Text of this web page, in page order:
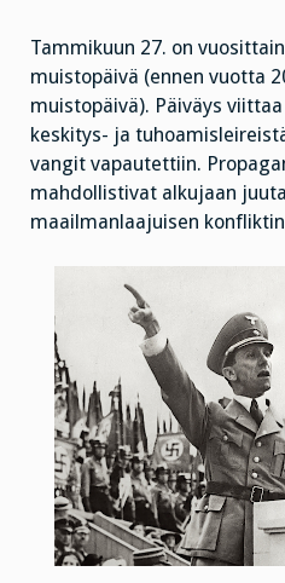
Tammikuun 27. on
muistopäivä (ennen vuotta
muistopäivä). Päiväys
keskitys- ja
vangit vapautettiin.
mahdollistivat alkujaan
maailmanlaajuisen